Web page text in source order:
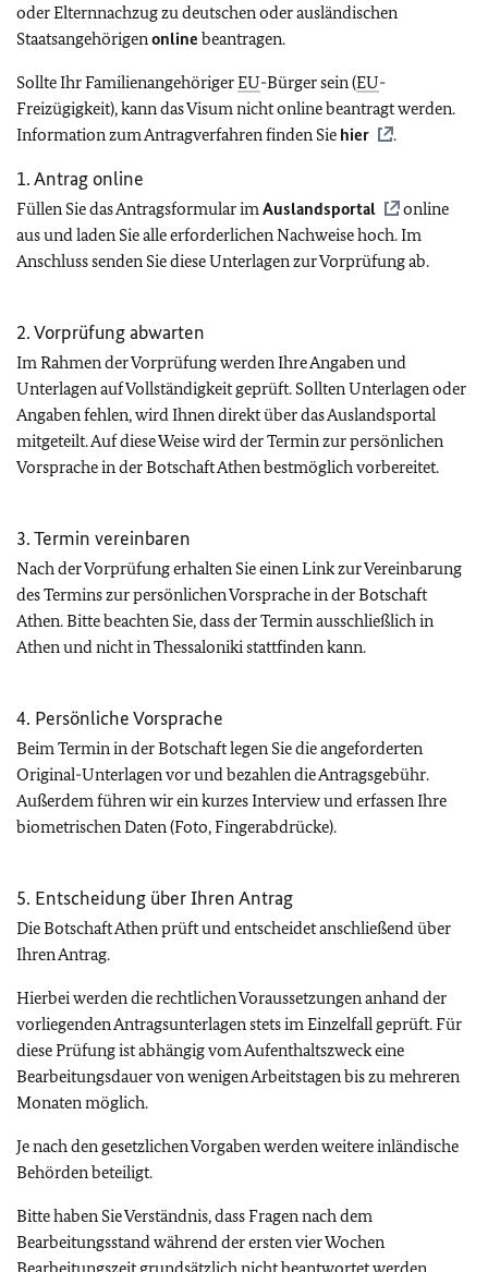
oder Elternnachzug zu deutschen oder ausländischen
Staatsangehörigen online beantragen.
Sollte Ihr FamilienangehörigerEU-Bürger sein (EU-
Freizügigkeit), kann das Visum nicht online beantragt werden.
Information zum Antragverfahren finden Sie hier .
1. Antrag online
Füllen Sie das Antragsformular im Auslandsportal
online
aus und laden Sie alle erforderlichen Nachweise hoch. Im
Anschluss senden Sie diese Unterlagen zur Vorprüfung ab.
2. Vorprüfung abwarten
Im Rahmen der Vorprüfung werden Ihre Angaben und
Unterlagen auf Vollständigkeit geprüft. Sollten Unterlagen oder
Angaben fehlen, wird Ihnen direkt über das Auslandsportal
mitgeteilt. Auf diese Weise wird der Termin zur persönlichen
Vorsprache in der Botschaft Athen bestmöglich vorbereitet.
3. Termin vereinbaren
Nach der Vorprüfung erhalten Sie einen Link zur Vereinbarung
des Termins zur persönlichen Vorsprache in der Botschaft
Athen. Bitte beachten Sie, dass der Termin ausschließlich in
Athen und nicht in Thessaloniki stattfinden kann.
4. Persönliche Vorsprache
Beim Termin in der Botschaft legen Sie die angeforderten
Original-Unterlagen vor und bezahlen die Antragsgebühr.
Außerdem führen wir ein kurzes Interview und erfassen Ihre
biometrischen Daten (Foto, Fingerabdrücke).
5. Entscheidung über Ihren Antrag
Die Botschaft Athen prüft und entscheidet anschließend über
Ihren Antrag.
Hierbei werden die rechtlichen Voraussetzungen anhand der
vorliegenden Antragsunterlagen stets im Einzelfall geprüft. Für
diese Prüfung ist abhängig vom Aufenthaltszweck eine
Bearbeitungsdauer von wenigen Arbeitstagen bis zu mehreren
Monaten möglich.
Je nach den gesetzlichen Vorgaben werden weitere inländische
Behörden beteiligt.
Bitte haben Sie Verständnis, dass Fragen nach dem
Bearbeitungsstand während der ersten vier Wochen
Bearbeitungszeit grundsätzlich nicht beantwortet werden